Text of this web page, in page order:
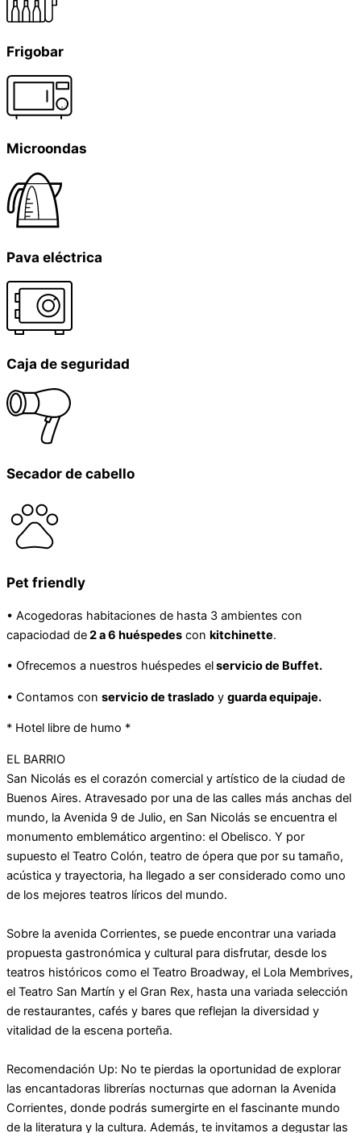
Frigobar
Microondas
Pava eléctrica
Caja de seguridad
Secador de cabello
Pet friendly
• Acogedoras habitaciones de hasta 3 ambientes con
capaciodad de2 a 6 huéspedes con kitchinette.
• Ofrecemos a nuestros huéspedes elservicio de Buffet.
• Contamos con servicio de traslado y guarda equipaje.
* Hotel libre de humo *
EL BARRIO
San Nicolás es el corazón comercial y artístico de la ciudad de
Buenos Aires. Atravesado por una de las calles más anchas del
mundo, la Avenida 9 de Julio, en San Nicolás se encuentra el
monumento emblemático argentino: el Obelisco. Y por
supuesto el Teatro Colón, teatro de ópera que por su tamaño,
acústica y trayectoria, ha llegado a ser considerado como uno
de los mejores teatros líricos del mundo.
Sobre la avenida Corrientes, se puede encontrar una variada
propuesta gastronómica y cultural para disfrutar, desde los
teatros históricos como el Teatro Broadway, el Lola Membrives,
el Teatro San Martín y el Gran Rex, hasta una variada selección
de restaurantes, cafés y bares que reflejan la diversidad y
vitalidad de la escena porteña.
Recomendación Up: No te pierdas la oportunidad de explorar
las encantadoras librerías nocturnas que adornan la Avenida
Corrientes, donde podrás sumergirte en el fascinante mundo
de la literatura y la cultura. Además, te invitamos a degustar las